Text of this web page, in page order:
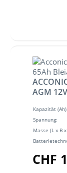
AGM
Kapazität (Ah):
Spannung:
Masse (L x B
CHF